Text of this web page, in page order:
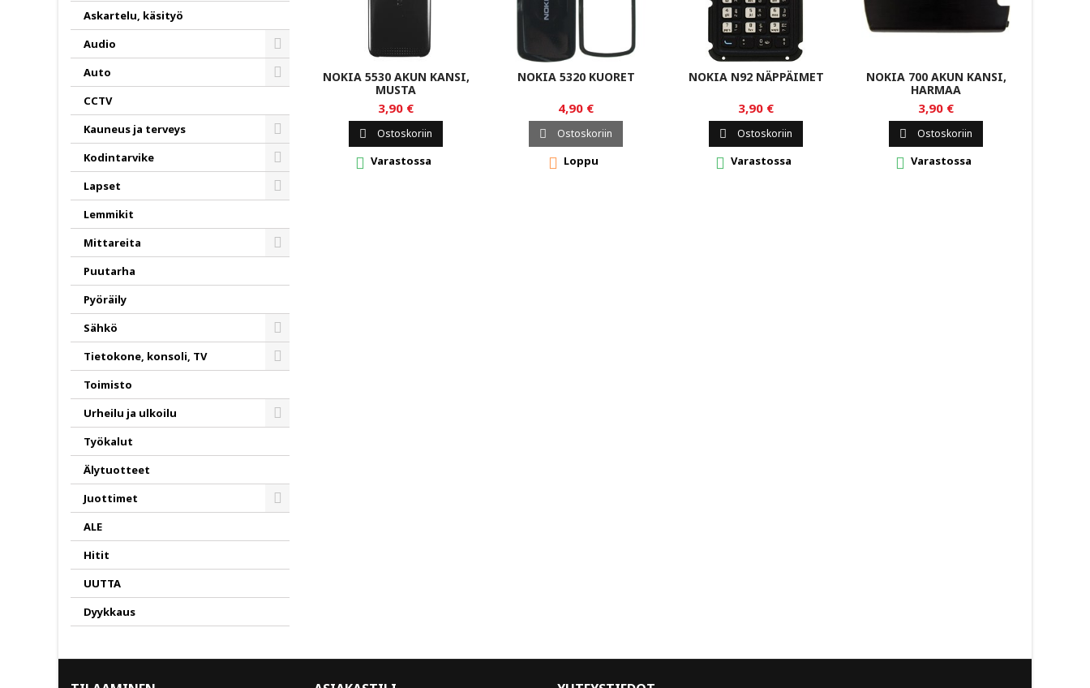
Askartelu, käsityö
Audio
Toggle
Auto
CCTV
Kauneus ja terveys
Toggle
Kodintarvike
Toggle
Lapset
Lemmikit
Mittareita
Puutarha
Pyöräily
Sähkö
Toggle
Tietokone, konsoli, TV
Toimisto
Urheilu ja ulkoilu
Työkalut
Älytuotteet
Juottimet
ALE
Hitit
UUTTA
Dyykkaus
NOKIA 5530 AKUN KANSI,
MUSTA
3,90 €
 Ostoskoriin
 Varastossa
NOKIA 5320 KUORET
4,90 €
 Ostoskoriin
 Loppu
NOKIA N92 NÄPPÄIMET
3,90 €
 Ostoskoriin
 Varastossa
NOKIA 700 AKUN KANSI,
HARMAA
3,90 €
 Ostoskoriin
 Varastossa